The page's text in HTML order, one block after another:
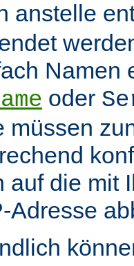
anstelle
Namen
oder
müssen
auf die mit
Adresse